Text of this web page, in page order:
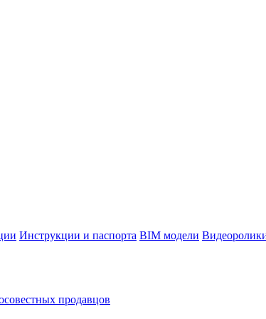
Инструкции и паспорта BIM модели
продавцов